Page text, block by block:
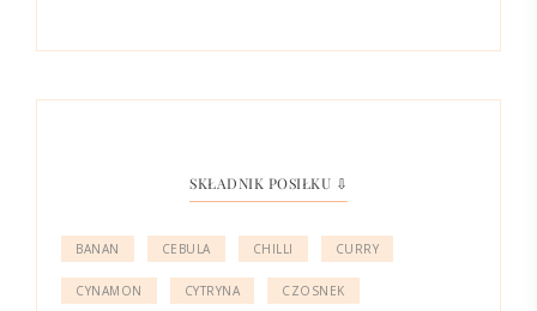
SKŁADNIK POSIŁKU ⇩
BANAN CEBULA CHILLI CURRY
CYNAMON CYTRYNA CZOSNEK